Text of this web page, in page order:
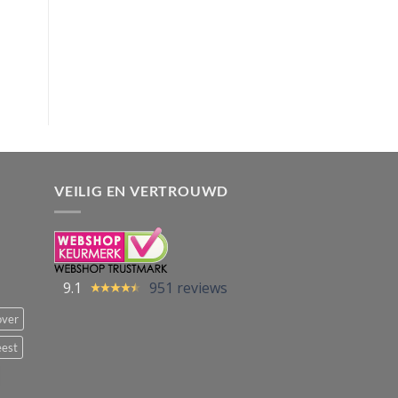
VEILIG EN VERTROUWD
9.1 951 reviews